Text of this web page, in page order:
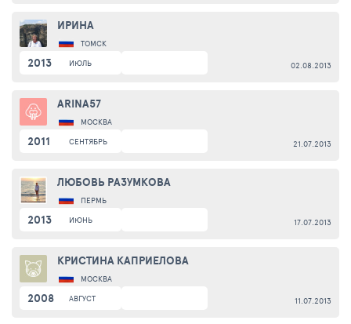
ИРИНА
ТОМСК
2013 ИЮЛЬ 02.08.2013
ARINA57
МОСКВА
2011 СЕНТЯБРЬ 21.07.2013
ЛЮБОВЬ РАЗУМКОВА
ПЕРМЬ
2013 ИЮНЬ 17.07.2013
КРИСТИНА КАПРИЕЛОВА
МОСКВА
2008 АВГУСТ 11.07.2013